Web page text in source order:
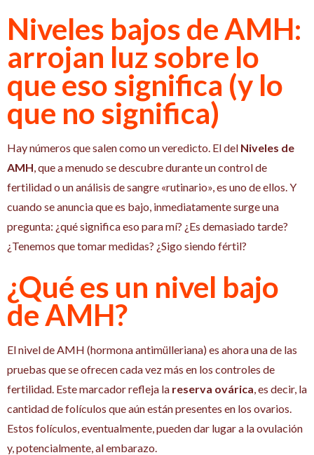
Niveles bajos de AMH:
arrojan luz sobre lo
que eso significa (y lo
que no significa)
Hay números que salen como un veredicto. El del Niveles de
AMH , que a menudo se descubre durante un control de
fertilidad o un análisis de sangre «rutinario», es uno de ellos. Y
cuando se anuncia que es bajo, inmediatamente surge una
pregunta: ¿qué significa eso para mí? ¿Es demasiado tarde?
¿Tenemos que tomar medidas? ¿Sigo siendo fértil?
¿Qué es un nivel bajo
de AMH?
El nivel de AMH (hormona antimülleriana) es ahora una de las
pruebas que se ofrecen cada vez más en los controles de
fertilidad. Este marcador refleja la reserva ovárica , es decir, la
cantidad de folículos que aún están presentes en los ovarios.
Estos folículos, eventualmente, pueden dar lugar a la ovulación
y, potencialmente, al embarazo.